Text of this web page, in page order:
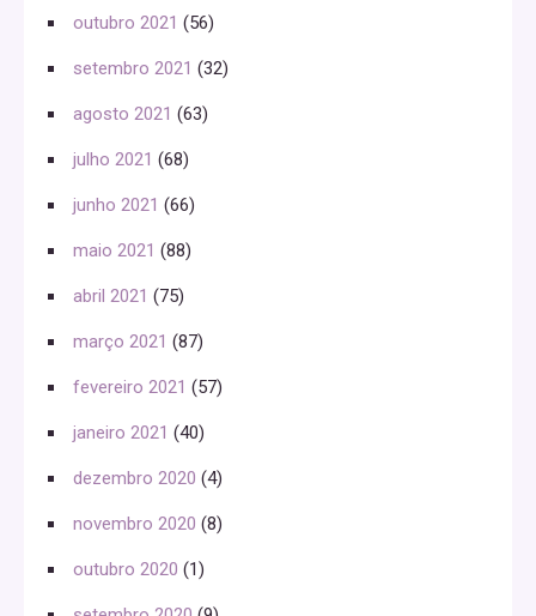
outubro 2021 (56)
setembro 2021 (32)
agosto 2021 (63)
julho 2021 (68)
junho 2021 (66)
maio 2021 (88)
abril 2021 (75)
março 2021 (87)
fevereiro 2021 (57)
janeiro 2021 (40)
dezembro 2020 (4)
novembro 2020 (8)
outubro 2020 (1)